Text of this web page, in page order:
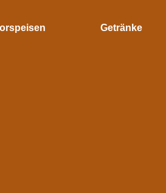
Getränke